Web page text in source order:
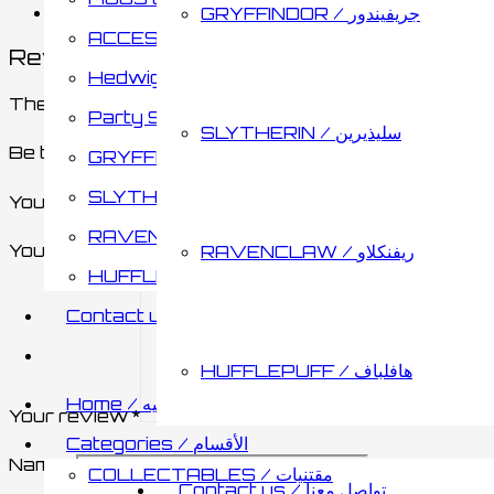
GRYFFINDOR / جريفيندور
SLYTHERIN / سليذيرين
RAVENCLAW / ريفنكلاو
HUFFLEPUFF / هافلباف
Contact us / تواصل معنا
Party Supplies & Gifts
Home / الصفحه الرئيسيه
Categories / الأقسام
COLLECTABLES / مقتنيات
Reviews (0)
Reviews
There are no reviews yet.
Be the first to review “Pocket Watch With
Your email address will not be published.
Your rating
Your review*
Name